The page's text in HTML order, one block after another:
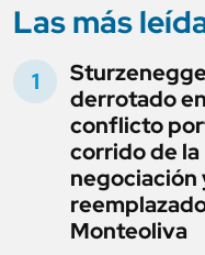
Las más
derrotado
conflicto
corrido de la
negociación
Monteoliva